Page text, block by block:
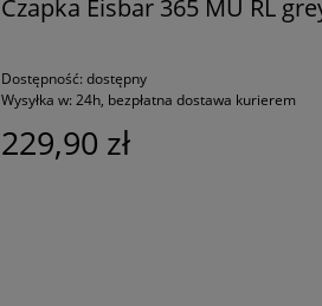
Czapka Eisbar 365 MÜ RL
Dostępność: dostępny
Wysyłka w: 24h, bezpłatna dostawa kurierem
229,90 zł